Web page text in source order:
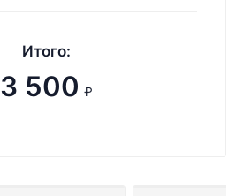
Итого:
3 500 ₽